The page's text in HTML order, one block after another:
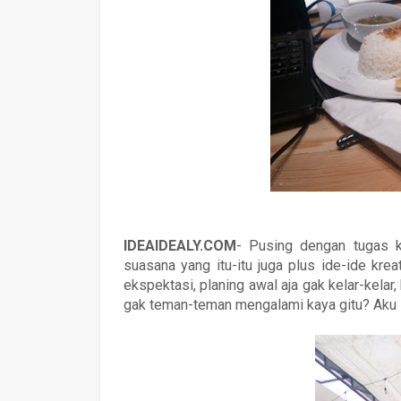
IDEAIDEALY.COM- Pusing dengan tugas
suasana yang itu-itu juga plus ide-ide
ekspektasi, planing awal aja gak kelar-
gak teman-teman mengalami kaya gitu?